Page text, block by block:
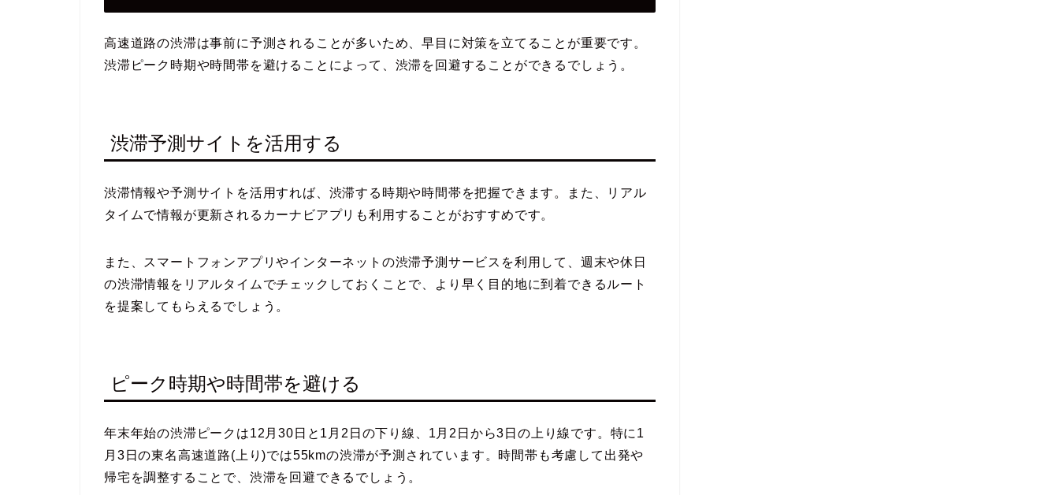
高速道路の渋滞は事前に予測されることが多いため、早目に対策を立てることが重要です。
渋滞ピーク時期や時間帯を避けることによって、渋滞を回避することができるでしょう。
渋滞予測サイトを活用する
渋滞情報や予測サイトを活用すれば、渋滞する時期や時間帯を把握できます。また、リアル
タイムで情報が更新されるカーナビアプリも利用することがおすすめです。
また、スマートフォンアプリやインターネットの渋滞予測サービスを利用して、週末や休日
の渋滞情報をリアルタイムでチェックしておくことで、より早く目的地に到着できるルート
を提案してもらえるでしょう。
ピーク時期や時間帯を避ける
年末年始の渋滞ピークは12月30日と1月2日の下り線、1月2日から3日の上り線です。特に1
月3日の東名高速道路(上り)では55kmの渋滞が予測されています。時間帯も考慮して出発や
帰宅を調整することで、渋滞を回避できるでしょう。